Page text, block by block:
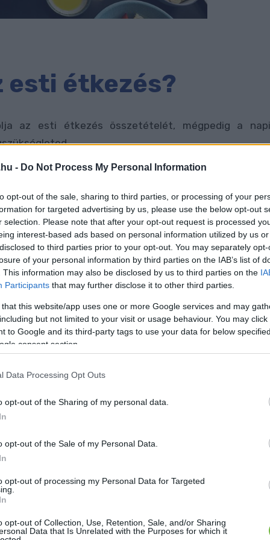
- Do Not Process My Personal Information
opt-out of the sale, sharing to third parties, or processing of your
for targeted advertising by us, please use the below opt-out
selection. Please note that after your opt-out request is processed
interest-based ads based on personal information utilized by us
to third parties prior to your opt-out. You may separately
of your personal information by third parties on the IAB’s list of
This information may also be disclosed by us to third parties on the
Participants that may further disclose it to other third parties.
that this website/app uses one or more Google services and may
but not limited to your visit or usage behaviour. You may
to Google and its third-party tags to use your data for below
consent section.
Data Processing Opt Outs
opt-out of the Sharing of my personal data.
opt-out of the Sale of my Personal Data.
opt-out of processing my Personal Data for Targeted
opt-out of Collection, Use, Retention, Sale, and/or Sharing
Data that Is Unrelated with the Purposes for which it
esti étkezés?
az esti étkezés összetételét, mégpedig a napi
irodai vagy fizikai? Ha lejár a munkaidőd du. 4-6
vagy otthon a ház körül aktívan tevékenykedsz,
befolyásolja a napi aktivitás, hiszen pontosan attól
szénhidrátra, zsírra és fehérjére van szüksége,
a napod folyamán.
máshogy alakul a napi tápanyagszükségleted, mint
nem kell megijedni az este nem aktívoknak sem, hisz
most már csak fotoszintetizálhatnak ezután sőt!
a megoldás! Mindjárt mutatjuk is, mit tehettek,